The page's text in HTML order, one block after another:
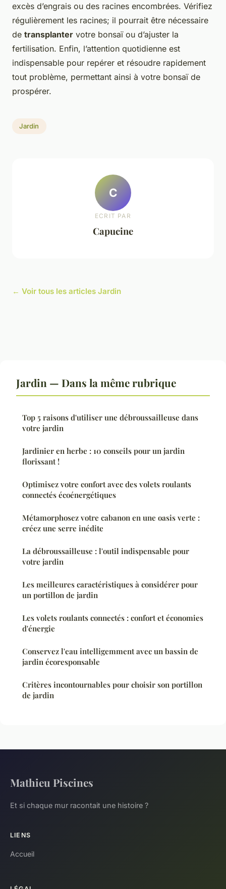
excès d’engrais ou des racines encombrées. Vérifiez
régulièrement les racines; il pourrait être nécessaire
de transplanter votre bonsaï ou d’ajuster la
fertilisation. Enfin, l’attention quotidienne est
indispensable pour repérer et résoudre rapidement
tout problème, permettant ainsi à votre bonsaï de
prospérer.
Jardin
C
ECRIT PAR
Capucine
← Voir tous les articles Jardin
Jardin — Dans la même rubrique
Top 5 raisons d'utiliser une débroussailleuse dans
votre jardin
Jardinier en herbe : 10 conseils pour un jardin
florissant !
Optimisez votre confort avec des volets roulants
connectés écoénergétiques
Métamorphosez votre cabanon en une oasis verte :
créez une serre inédite
La débroussailleuse : l'outil indispensable pour
votre jardin
Les meilleures caractéristiques à considérer pour
un portillon de jardin
Les volets roulants connectés : confort et économies
d'énergie
Conservez l'eau intelligemment avec un bassin de
jardin écoresponsable
Critères incontournables pour choisir son portillon
de jardin
Mathieu Piscines
Et si chaque mur racontait une histoire ?
LIENS
Accueil